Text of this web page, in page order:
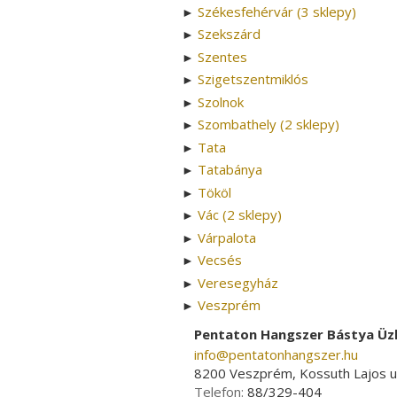
► Székesfehérvár (3 sklepy)
► Szekszárd
► Szentes
► Szigetszentmiklós
► Szolnok
► Szombathely (2 sklepy)
► Tata
► Tatabánya
► Tököl
► Vác (2 sklepy)
► Várpalota
► Vecsés
► Veresegyház
► Veszprém
Pentaton Hangszer Bástya
info­@­pentatonhangszer.hu
8200 Veszprém, Kossuth Lajos
Telefon: 88/329-404